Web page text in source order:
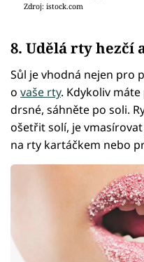
Zdroj: istock.com
8. Udělá rty hezčí
Sůl je vhodná nejen pro
o vaše rty. Kdykoliv
drsné, sáhněte po soli.
ošetřit solí, je
na rty kartáčkem nebo